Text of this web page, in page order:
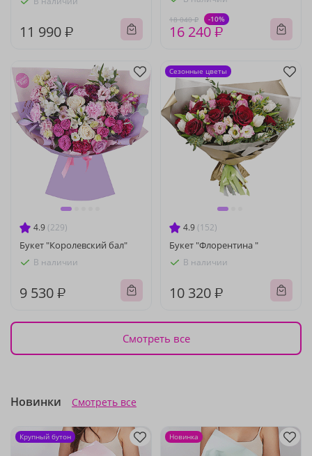
11 990 ₽
18 040 ₽ -10%
16 240 ₽
4.9 (229)
Букет "Королевский бал"
В наличии
9 530 ₽
4.9 (152)
Букет "Флорентина "
В наличии
10 320 ₽
Сезонные цветы
Смотреть все
Новинки Смотреть все
Крупный бутон Новинка